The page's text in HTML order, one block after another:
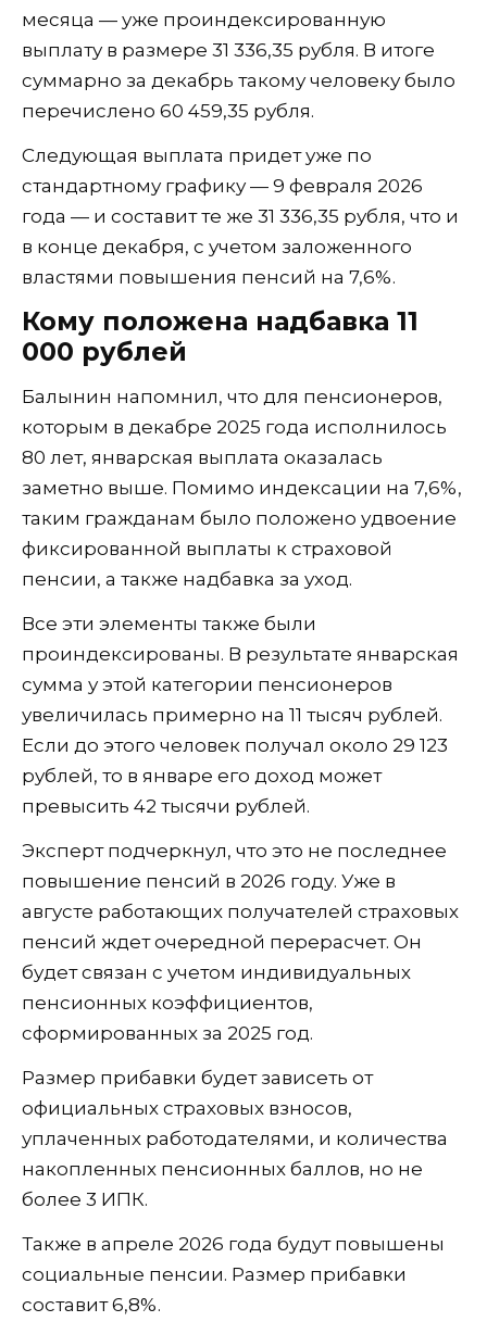
месяца — уже проиндексированную
выплату в размере 31 336,35 рубля. В итоге
суммарно за декабрь такому человеку было
перечислено 60 459,35 рубля.
Следующая выплата придет уже по
стандартному графику — 9 февраля 2026
года — и составит те же 31 336,35 рубля, что и
в конце декабря, с учетом заложенного
властями повышения пенсий на 7,6%.
Кому положена надбавка 11
000 рублей
Балынин напомнил, что для пенсионеров,
которым в декабре 2025 года исполнилось
80 лет, январская выплата оказалась
заметно выше. Помимо индексации на 7,6%,
таким гражданам было положено удвоение
фиксированной выплаты к страховой
пенсии, а также надбавка за уход.
Все эти элементы также были
проиндексированы. В результате январская
сумма у этой категории пенсионеров
увеличилась примерно на 11 тысяч рублей.
Если до этого человек получал около 29 123
рублей, то в январе его доход может
превысить 42 тысячи рублей.
Эксперт подчеркнул, что это не последнее
повышение пенсий в 2026 году. Уже в
августе работающих получателей страховых
пенсий ждет очередной перерасчет. Он
будет связан с учетом индивидуальных
пенсионных коэффициентов,
сформированных за 2025 год.
Размер прибавки будет зависеть от
официальных страховых взносов,
уплаченных работодателями, и количества
накопленных пенсионных баллов, но не
более 3 ИПК.
Также в апреле 2026 года будут повышены
социальные пенсии. Размер прибавки
составит 6,8%.